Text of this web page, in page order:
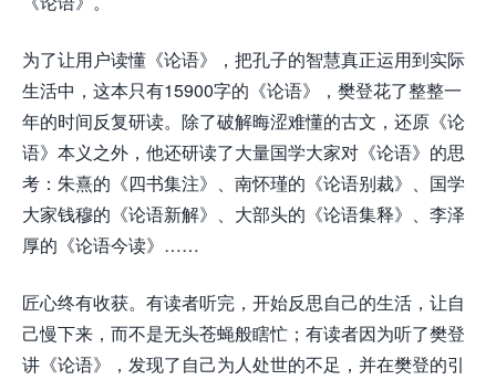
为了让用户读懂《论语》，把孔子的智慧真正运用到实际
生活中，这本只有15900字的《论语》，樊登花了整整一
年的时间反复研读。除了破解晦涩难懂的古文，还原《论
语》本义之外，他还研读了大量国学大家对《论语》的思
考：朱熹的《四书集注》、南怀瑾的《论语别裁》、国学
大家钱穆的《论语新解》、大部头的《论语集释》、李泽
厚的《论语今读》……
匠心终有收获。有读者听完，开始反思自己的生活，让自
己慢下来，而不是无头苍蝇般瞎忙；有读者因为听了樊登
讲《论语》，发现了自己为人处世的不足，并在樊登的引